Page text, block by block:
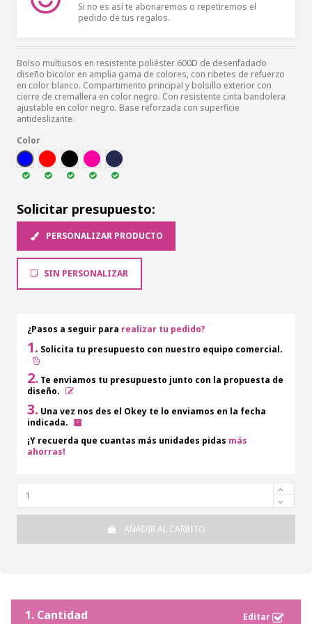
Si no es así te abonaremos o repetiremos el
pedido de tus regalos.
Bolso multiusos en resistente poliéster 600D de desenfadado
diseño bicolor en amplia gama de colores, con ribetes de refuerzo
en color blanco. Compartimento principal y bolsillo exterior con
cierre de cremallera en color negro. Con resistente cinta bandolera
ajustable en color negro. Base reforzada con superficie
antideslizante.
Color
AZUL
ROJ NEG FUCSI MAR
Solicitar presupuesto:
PERSONALIZAR PRODUCTO
SIN PERSONALIZAR
¿Pasos a seguir para realizar tu pedido?
1. Solicita tu presupuesto con nuestro equipo comercial.
2. Te enviamos tu presupuesto junto con la propuesta de
diseño.
3. Una vez nos des el Okey te lo enviamos en la fecha
indicada.
¡Y recuerda que cuantas más unidades pidas más
ahorras!
AÑADIR AL CARRITO
1. Cantidad